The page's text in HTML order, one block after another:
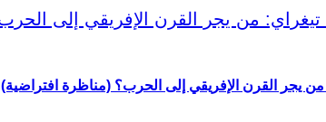
من يجر القرن الإفريقي إلى الحرب؟ (مناظرة افتراضية)